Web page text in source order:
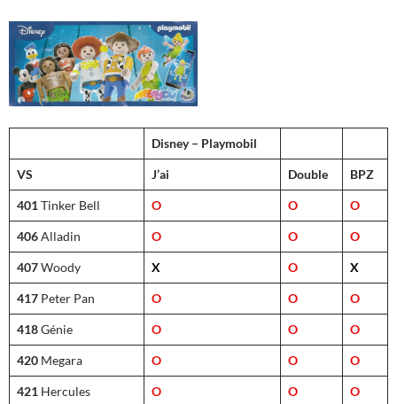
Disney – Playmobil
VS J’ai Double BPZ
401Tinker Bell O O O
406Alladin O O O
407Woody X O X
417 Peter Pan O O O
418Génie O O O
420 Megara O O O
421 Hercules O O O